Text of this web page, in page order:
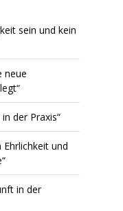
sein und kein
neue
der Praxis“
und
in der